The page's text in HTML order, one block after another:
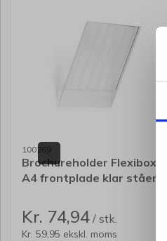
100269
Brochureholder Flexiboxx
A4 frontplade klar stående
Kr. 74,94 / stk.
Kr. 59,95 ekskl. moms